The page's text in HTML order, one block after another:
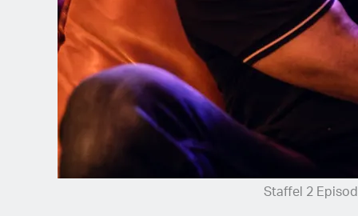
Italian
Czech
Polish
Staffel 2